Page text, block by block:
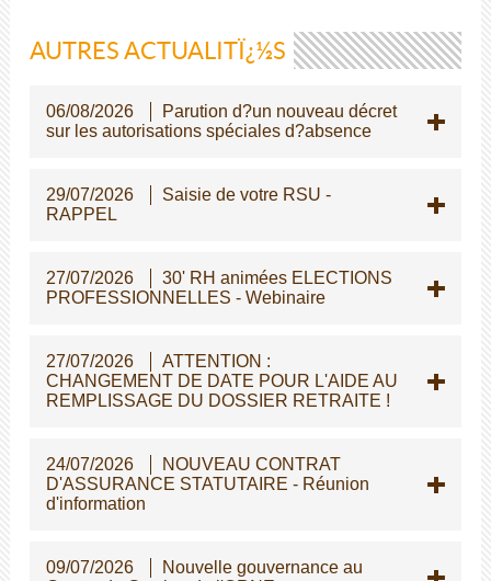
AUTRES ACTUALITÏ¿½S
06/08/2026
Parution d?un nouveau décret
sur les autorisations spéciales d?absence
29/07/2026
Saisie de votre RSU -
RAPPEL
27/07/2026
30' RH animées ELECTIONS
PROFESSIONNELLES - Webinaire
27/07/2026
ATTENTION :
CHANGEMENT DE DATE POUR L'AIDE AU
REMPLISSAGE DU DOSSIER RETRAITE !
24/07/2026
NOUVEAU CONTRAT
D'ASSURANCE STATUTAIRE - Réunion
d'information
09/07/2026
Nouvelle gouvernance au